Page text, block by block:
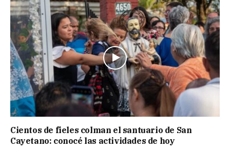
Cientos de fieles colman el santuario de San
Cayetano: conocé las actividades de hoy